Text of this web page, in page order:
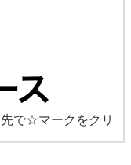
先で☆マークをクリ